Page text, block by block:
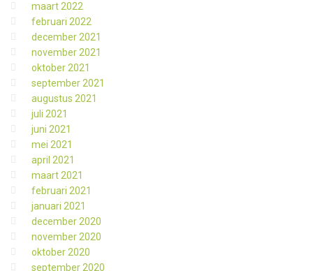
maart 2022
februari 2022
december 2021
november 2021
oktober 2021
september 2021
augustus 2021
juli 2021
juni 2021
mei 2021
april 2021
maart 2021
februari 2021
januari 2021
december 2020
november 2020
oktober 2020
september 2020